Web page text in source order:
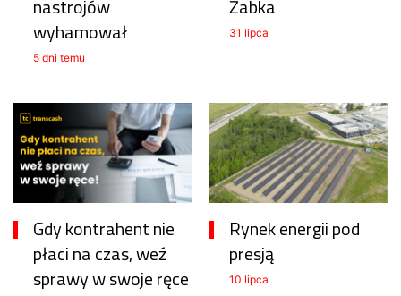
nastrojów
wyhamował
5 dni temu
Żabka
31 lipca
Gdy kontrahent nie
płaci na czas, weź
sprawy w swoje ręce
Rynek energii pod
presją
10 lipca